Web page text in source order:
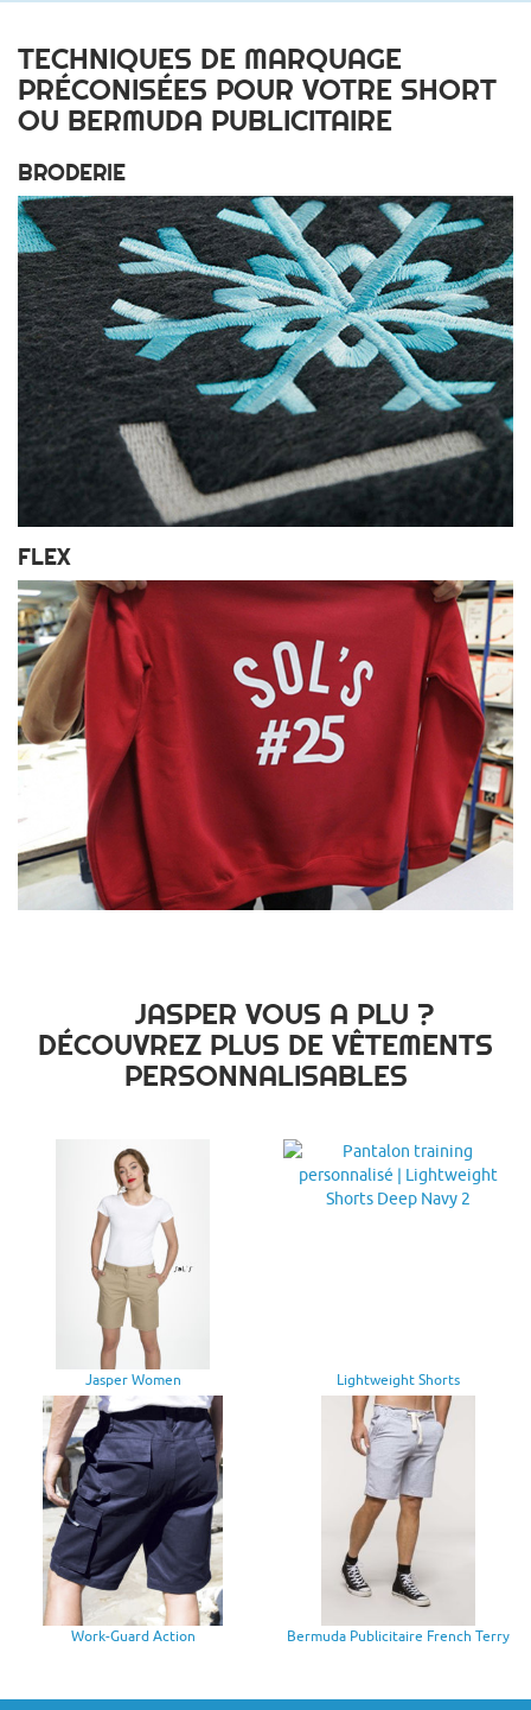
TECHNIQUES DE MARQUAGE
PRÉCONISÉES POUR VOTRE SHORT
OU BERMUDA PUBLICITAIRE
BRODERIE
FLEX
JASPER VOUS A PLU ?
DÉCOUVREZ PLUS DE VÊTEMENTS
PERSONNALISABLES
Jasper Women Lightweight Shorts
Work-Guard Action Bermuda Publicitaire French Terry